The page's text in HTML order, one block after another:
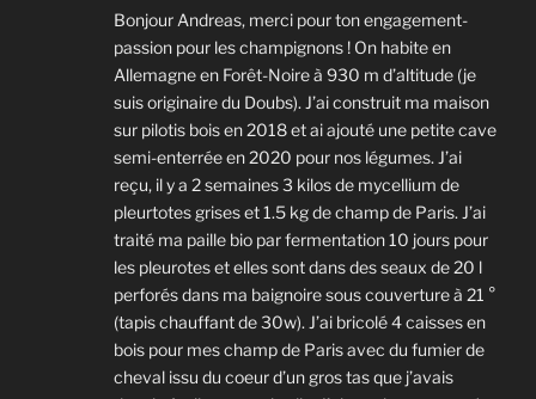
Bonjour Andreas, merci pour ton engagement-
passion pour les champignons ! On habite en
Allemagne en Forêt-Noire à 930 m d’altitude (je
suis originaire du Doubs). J’ai construit ma maison
sur pilotis bois en 2018 et ai ajouté une petite cave
semi-enterrée en 2020 pour nos légumes. J’ai
reçu, il y a 2 semaines 3 kilos de mycellium de
pleurtotes grises et 1.5 kg de champ de Paris. J’ai
traité ma paille bio par fermentation 10 jours pour
les pleurotes et elles sont dans des seaux de 20 l
perforés dans ma baignoire sous couverture à 21 °
(tapis chauffant de 30w). J’ai bricolé 4 caisses en
bois pour mes champ de Paris avec du fumier de
cheval issu du coeur d’un gros tas que j’avais